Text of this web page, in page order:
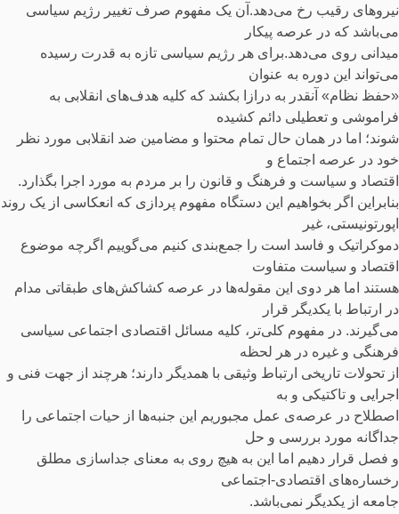
نیروهای رقیب رخ می‌دهد.آن یک مفهوم صرف تغییر رژیم سیاسی
می‌باشد که در عرصه پیکار
میدانی روی می‌دهد.برای هر رژیم سیاسی تازه به قدرت رسیده
می‌تواند این دوره به عنوان
«حفظ نظام» آنقدر به درازا بکشد که کلیه هدف‌های انقلابی به
فراموشی و تعطیلی دائم کشیده
شوند؛ اما در همان حال تمام محتوا و مضامین ضد انقلابی مورد نظر
خود در عرصه اجتماع و
اقتصاد و سیاست و فرهنگ و قانون را بر مردم به مورد اجرا بگذارد.
بنابراین اگر بخواهیم این دستگاه مفهوم پردازی که انعکاسی از یک روند
اپورتونیستی، غیر
دموکراتیک و فاسد است را جمع‌بندی کنیم می‌گوییم اگرچه موضوع
اقتصاد و سیاست متفاوت
هستند اما هر دوی این مقوله‌ها در عرصه کشاکش‌های طبقاتی مدام
در ارتباط با یکدیگر قرار
می‌گیرند. در مفهوم کلی‌تر، کلیه مسائل اقتصادی اجتماعی سیاسی
فرهنگی و غیره در هر لحظه
از تحولات تاریخی ارتباط وثیقی با همدیگر دارند؛ هرچند از جهت فنی و
اجرایی و تاکتیکی و به
اصطلاح در عرصه‌ی عمل مجبوریم این جنبه‌ها از حیات اجتماعی را
جداگانه مورد بررسی و حل
و فصل قرار دهیم اما این به هیچ روی به معنای جداسازی مطلق
رخساره‌های اقتصادی-اجتماعی
جامعه از یکدیگر نمی‌باشد.